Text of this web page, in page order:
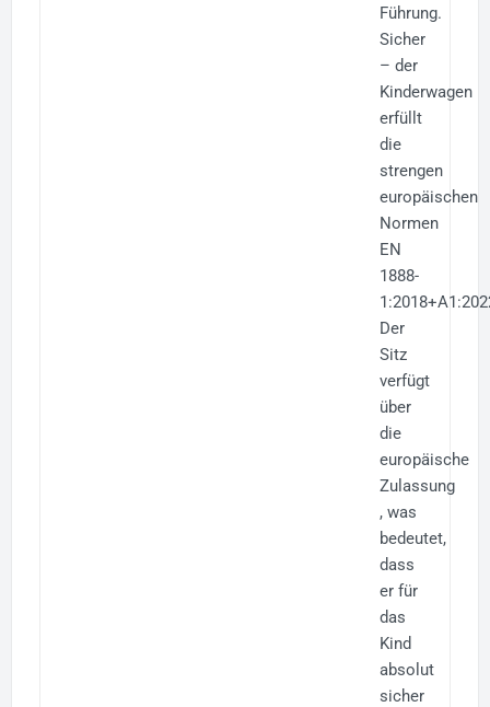
Führung.
Sicher
– der
Kinderwagen
erfüllt
die
strengen
europäischen
Normen
EN
1888-
Der
Sitz
verfügt
über
die
europäische
Zulassung
, was
bedeutet,
dass
er für
das
Kind
absolut
sicher